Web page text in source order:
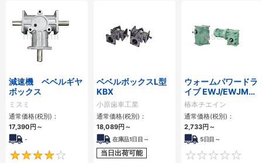
減速機 ベベルギヤ
ボックス
ミスミ
通常価格(税別)：
17,390円～
-
4
ベベルボックスL型
KBX
小原歯車工業
通常価格(税別)：
18,089円～
在庫品1日目～
当日出荷可能
ウォームパワードラ
イブ EWJ/EWJMシ
リーズ
椿本チエイン
通常価格(税別)：
2,733円～
5日目～